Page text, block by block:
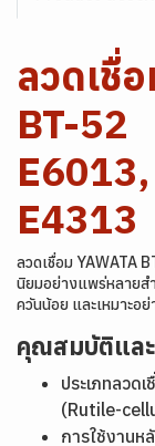
ลวดเชื่
BT-52
E4313
ลวดเชื่อม YAWATA
นิยมอย่างแพร่หลายส
ควันน้อย และเหมาะอ
คุณสมบัติและ
ประเภทลวด
(Rutile-
การใช้งานห